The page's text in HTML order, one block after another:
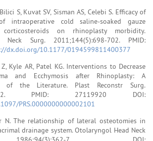
S, Kuvat SV, Sisman AS, Celebi S. Efficacy of
intraoperative cold saline-soaked gauze
on rhinoplasty morbidity.
Surg. 2011;144(5):698-702. PMID:
dx.doi.org/10.1177/0194599811400377
Kyle AR, Patel KG. Interventions to Decrease
and Ecchymosis after Rhinoplasty: A
of the Literature. Plast Reconstr Surg.
62. PMID: 27119920 DOI:
PRS.0000000000002101
N. The relationship of lateral osteotomies in
drainage system. Otolaryngol Head Neck